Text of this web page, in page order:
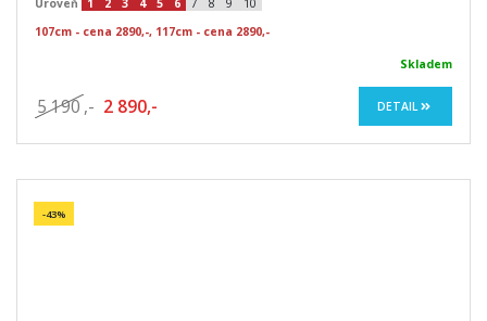
Úroveň
1 2 3 4 5 6 7 8 9
10
107cm - cena 2890,-, 117cm - cena 2890,-
Skladem
5 190 ,- 2 890,- DETAIL
-43%